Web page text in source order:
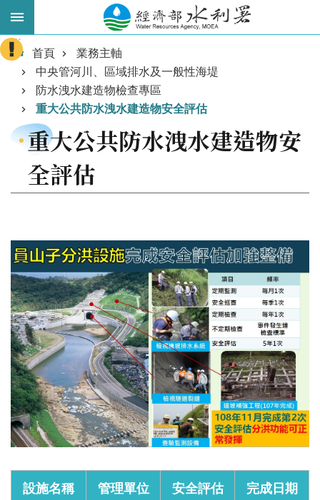
跳到主要內容區塊
進
階
搜
尋
業
務
主
軸
最
新
水
情
公
訊
息
:::
首頁
業務主軸
中央管河川、區域排水及一般性海堤
防水洩水建造物檢查專區
重大公共防水洩水建造物安全評估
重大公共防水洩水建造物安
全評估
設施名稱 管理單位 安全評估 完成日期